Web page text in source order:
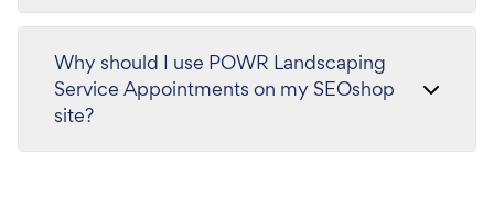
Why should I use POWR Landscaping
Service Appointments on my SEOshop
site?